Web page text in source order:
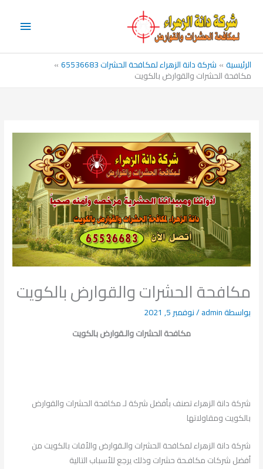
المحتوى
الرئيسية شركة دانة الزهراء لمكافحة الحشرات 65536683
مكافحة الحشرات والقوارض بالكويت
مكافحة الحشرات والقوارض بالكويت
بواسطةadmin
/نوفمبر 5, 2021
مكافحة الحشرات والـقوارض بالكويت
شركة دانة الزهراء تصنف بأفضل شركة لـ مكافحة الحشرات والقوارض
بالكويت ومقاولاتها
شركة دانة الزهراء لمكافحة الحشرات والـقوارض والأفات بالكويت من
أفضل شركات مكافـحة حشرات وذلك يرجع للأسباب التالية